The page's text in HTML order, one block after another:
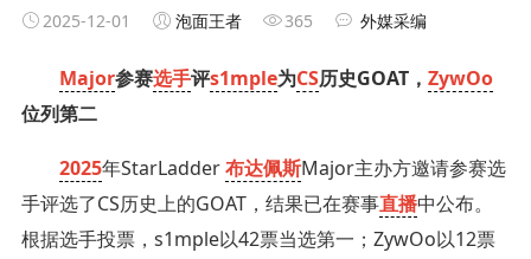
2025-12-01 泡面王者 365 外媒采编
Major参赛选手评s1mple为CS历史GOAT， ZywOo
位列第二
2025年StarLadder布达佩斯Major主办方邀请参赛选
手评选了CS历史上的GOAT，结果已在赛事直播中公布。
根据选手投票，s1mple以42票当选第一；ZywOo以12票